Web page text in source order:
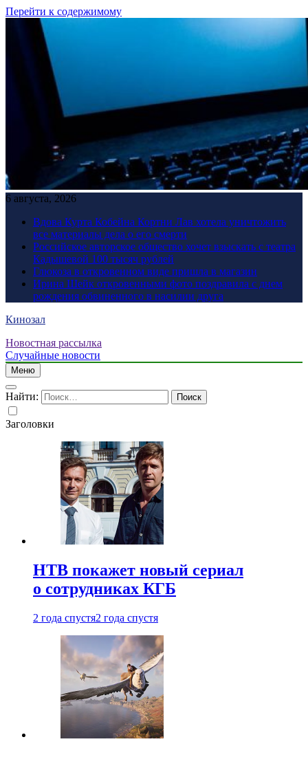
Перейти к содержимому
6 августа, 2026
Вдова Курта Кобейна Кортни Лав хотела уничтожить
все материалы дела о его смерти
Российское авторское общество хочет взыскать с театра
Кадышевой 100 тысяч рублей
Глюкоза в откровенном виде пришла в магазин
Ирина Шейк откровенными фото поздравила с днем
рождения обвиненного в насилии друга
Кинозал
Новостная рассылка
Случайные новости
Меню
Найти:
Заголовки
НТВ покажет новый сериал
о сотрудниках КГБ
2 года спустя2 года спустя